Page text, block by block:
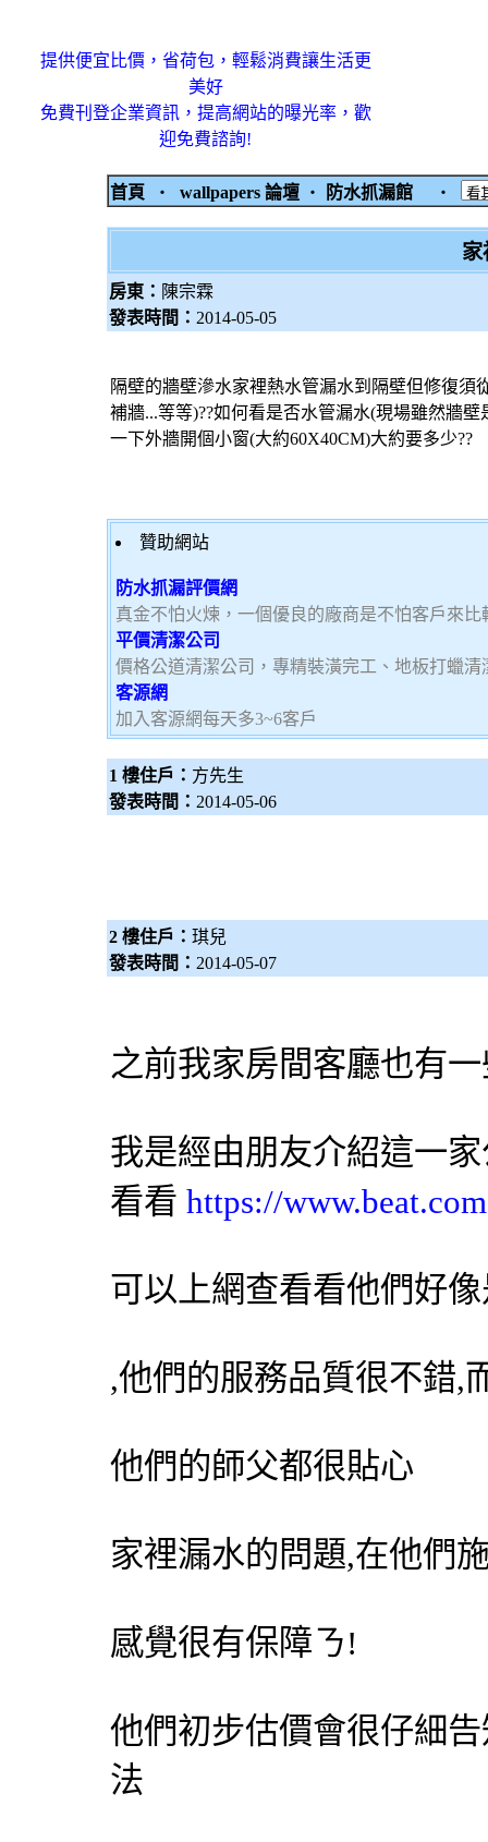
提供便宜比價，省荷包，輕鬆消費讓生活更
美好
免費刊登企業資訊，提高網站的曝光率，歡
迎免費諮詢!
首頁 ‧ wallpapers 論壇 ‧ 防水抓漏館 ‧
家
房東： 陳宗霖
發表時間： 2014-05-05
隔壁的牆壁滲水家裡熱水管漏水到隔壁但修復
補牆...等等)??如何看是否水管漏水(現場雖然牆
一下外牆開個小窗(大約60X40CM)大約要多少??
贊助網站
防水抓漏評價網
真金不怕火煉，一個優良的廠商是不怕客戶來
平價清潔公司
價格公道清潔公司，專精裝潢完工、地板打蠟
客源網
加入客源網每天多3~6客戶
1 樓住戶： 方先生
發表時間： 2014-05-06
2 樓住戶： 琪兒
發表時間： 2014-05-07
之前我家房間客廳也有
我是經由朋友介紹這一
看看 https://
可以上網查看看他們好
,他們的服務品質很不錯,
他們的師父都很貼心
家裡漏水的問題,在他們
感覺很有保障ㄋ!
他們初步估價會很仔細
法